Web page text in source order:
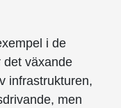
i de
det växande
infrastrukturen,
men